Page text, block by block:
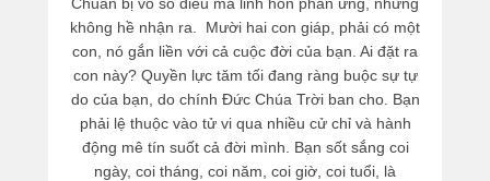
không hề nhận ra. Mười hai con giáp, phải có một
con, nó gắn liền với cả cuộc đời của bạn. Ai đặt ra
con này? Quyền lực tăm tối đang ràng buộc sự tự
do của bạn, do chính Đức Chúa Trời ban cho. Bạn
phải lệ thuộc vào tử vi qua nhiều cử chỉ và hành
động mê tín suốt cả đời mình. Bạn sốt sắng coi
ngày, coi tháng, coi năm, coi giờ, coi tuổi, là